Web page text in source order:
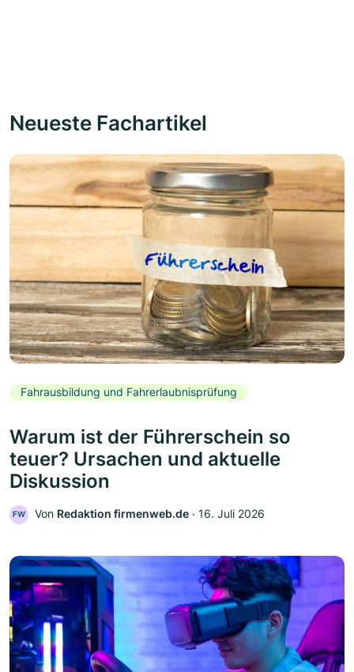
Neueste Fachartikel
Fahrausbildung und Fahrerlaubnisprüfung
Warum ist der Führerschein so
teuer? Ursachen und aktuelle
Diskussion
FW Von Redaktion firmenweb.de ‧ 16. Juli 2026